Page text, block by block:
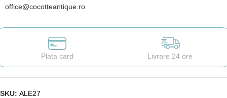
office@cocotteantique.ro
Plata card Livrare 24 ore
SKU: ALE27